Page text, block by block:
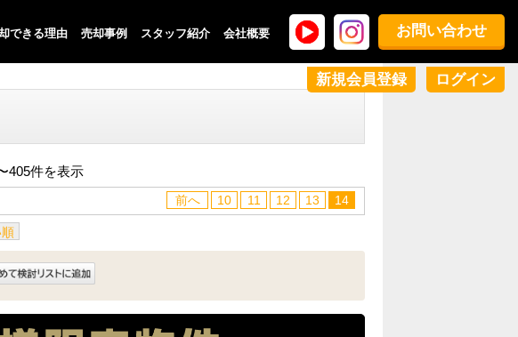
できる理由 売却事例 スタッフ紹介 会社概要
新規会員登録 ログイン
お問い合わせ
件を表示
前へ 10 11 12 13 14